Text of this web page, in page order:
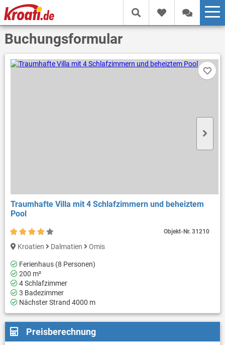
Buchungsformular
Traumhafte Villa mit 4 Schlafzimmern und beheiztem
Pool
Kroatien Dalmatien Omis
Ferienhaus (8 Personen)
200 m²
4 Schlafzimmer
3 Badezimmer
Nächster Strand 4000 m
Objekt-Nr. 31210
Preisberechnung